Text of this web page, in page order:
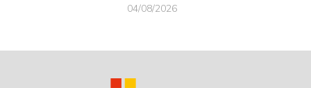
04/08/2026